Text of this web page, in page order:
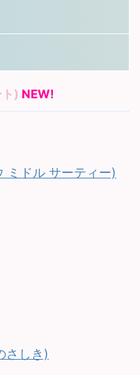
) NEW!
ドル サーティー)
さしき)